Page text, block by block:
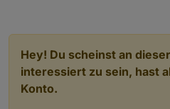
Hey! Du scheinst an
interessiert zu sein, hast
Konto.